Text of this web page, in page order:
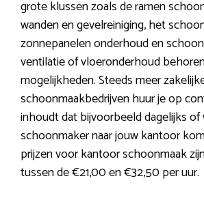
grote klussen zoals de ramen
wanden en gevelreiniging, het
zonnepanelen onderhoud en
ventilatie of vloeronderhoud
mogelijkheden. Steeds meer
schoonmaakbedrijven huur je op
inhoudt dat bijvoorbeeld dagelijks
schoonmaker naar jouw kantoor
prijzen voor kantoor schoonmaak
tussen de €21,00 en €32,50 per uur.